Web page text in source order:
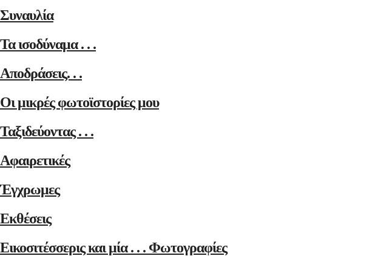
Συναυλία
Τα ισοδύναμα . . .
Αποδράσεις. . .
Οι μικρές φωτοϊστορίες μου
Ταξιδεύοντας . . .
Αφαιρετικές
Έγχρωμες
Εκθέσεις
Εικοσιτέσσερις και μία . . . Φωτογραφίες